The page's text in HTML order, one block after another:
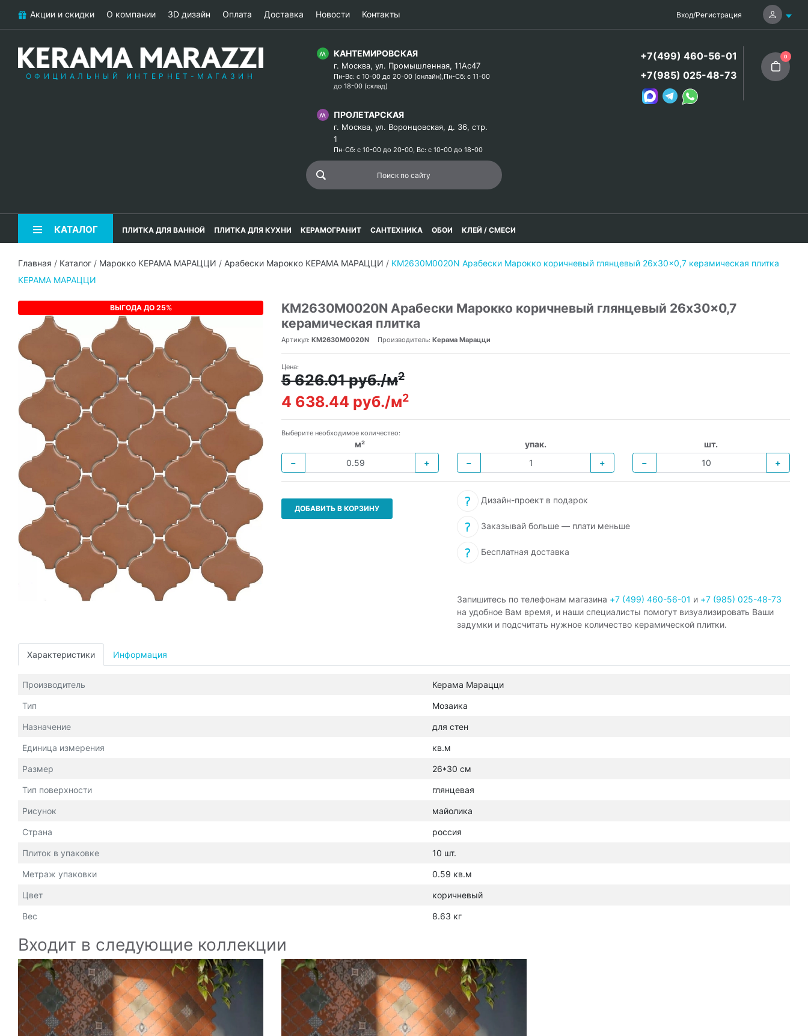
Акции и скидки О компании 3D дизайн Оплата Доставка Новости Контакты Вход/Регистрация
ОФИЦИАЛЬНЫЙ ИНТЕРНЕТ-МАГАЗИН
КАНТЕМИРОВСКАЯ
г. Москва, ул. Промышленная, 11Ас47
Пн-Вс: с 10-00 до 20-00 (онлайн),Пн-Сб: с 11-00
до 18-00 (склад)
ПРОЛЕТАРСКАЯ
г. Москва, ул. Воронцовская, д. 36, стр.
1
Пн-Сб: с 10-00 до 20-00, Вс: с 10-00 до 18-00
+7(499) 460-56-01
+7(985) 025-48-73
0
КАТАЛОГ ПЛИТКА ДЛЯ ВАННОЙ ПЛИТКА ДЛЯ КУХНИ КЕРАМОГРАНИТ САНТЕХНИКА ОБОИ КЛЕЙ / СМЕСИ
Главная / Каталог / Марокко КЕРАМА МАРАЦЦИ / Арабески Марокко КЕРАМА МАРАЦЦИ / KM2630M0020N Арабески Марокко коричневый глянцевый 26x30x0,7 керамическая плитка
КЕРАМА МАРАЦЦИ
ВЫГОДА ДО 25%
KM2630M0020N Арабески Марокко коричневый глянцевый 26x30x0,7
керамическая плитка
Артикул: KM2630M0020N Производитель: Керама Марацци
Цена:
5 626.01 руб./м2
4 638.44 руб./м2
Выберите необходимое количество:
м²
−
+
упак.
−
+
шт.
−
+
ДОБАВИТЬ В КОРЗИНУ
Дизайн-проект в подарок
Заказывай больше — плати меньше
Бесплатная доставка
Запишитесь по телефонам магазина +7 (499) 460-56-01 и +7 (985) 025-48-73
на удобное Вам время, и наши специалисты помогут визуализировать Ваши
задумки и подсчитать нужное количество керамической плитки.
Характеристики Информация
Производитель Керама Марацци
Тип Мозаика
Назначение для стен
Единица измерения кв.м
Размер 26*30 см
Тип поверхности глянцевая
Рисунок майолика
Страна россия
Плиток в упаковке 10 шт.
Метраж упаковки 0.59 кв.м
Цвет коричневый
Вес 8.63 кг
Входит в следующие коллекции